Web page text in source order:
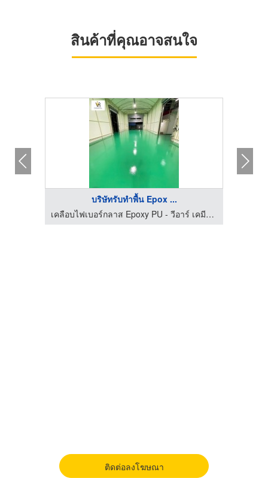
สินค้าที่คุณอาจสนใจ
บริษัทรับทำพื้น Epox ...
เคลือบไฟเบอร์กลาส Epoxy PU - วีอาร์ เคมีคอล 2018
ติดต่อลงโฆษณา